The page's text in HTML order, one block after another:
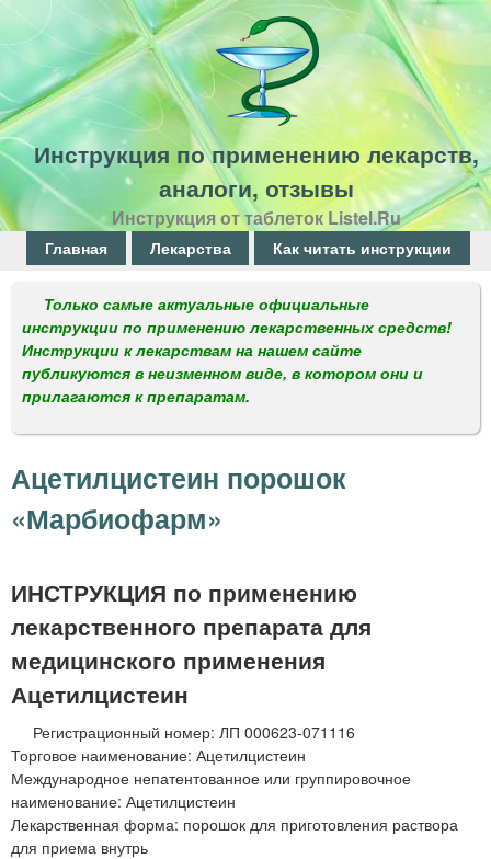
Перейти
к
основному
содержанию
Инструкция по применению лекарств,
аналоги, отзывы
Инструкция от таблеток Listel.Ru
а
в
н
м
е
ю
Главная Лекарства Как читать инструкции
Только самые актуальные официальные
инструкции по применению лекарственных средств!
Инструкции к лекарствам на нашем сайте
публикуются в неизменном виде, в котором они и
прилагаются к препаратам.
Ацетилцистеин порошок
«Марбиофарм»
ИНСТРУКЦИЯ по применению
лекарственного препарата для
медицинского применения
Ацетилцистеин
Регистрационный номер: ЛП 000623-071116
Торговое наименование: Ацетилцистеин
Международное непатентованное или группировочное
наименование: Ацетилцистеин
Лекарственная форма: порошок для приготовления раствора
для приема внутрь